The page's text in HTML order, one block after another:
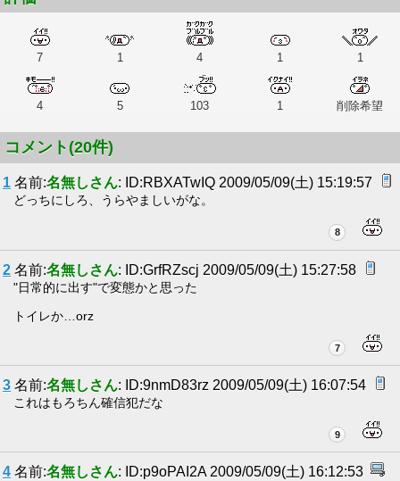
7 1 4 1 1
4 5 103 1 削除希望
コメント(20件)
1 名前:名無しさん: ID:RBXATwIQ 2009/05/09(土) 15:19:57
どっちにしろ、うらやましいがな。
8
2 名前:名無しさん: ID:GrfRZscj 2009/05/09(土) 15:27:58
"日常的に出す"で変態かと思った
トイレか…orz
7
3 名前:名無しさん: ID:9nmD83rz 2009/05/09(土) 16:07:54
これはもろちん確信犯だな
9
4 名前:名無しさん: ID:p9oPAI2A 2009/05/09(土) 16:12:53